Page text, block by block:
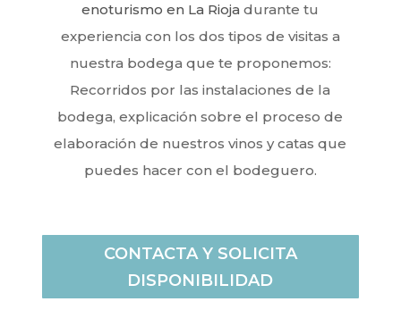
enoturismo en La Rioja durante tu
experiencia con los dos tipos de visitas a
nuestra bodega que te proponemos:
Recorridos por las instalaciones de la
bodega, explicación sobre el proceso de
elaboración de nuestros vinos y catas que
puedes hacer con el bodeguero.
CONTACTA Y SOLICITA
DISPONIBILIDAD